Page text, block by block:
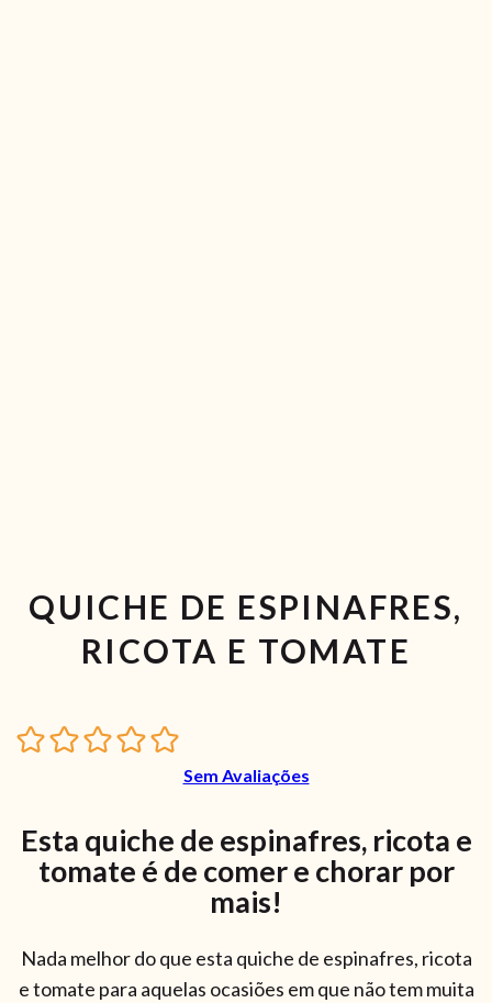
QUICHE DE ESPINAFRES,
RICOTA E TOMATE
Sem Avaliações
Esta quiche de espinafres, ricota e
tomate é de comer e chorar por
mais!
Nada melhor do que esta quiche de espinafres, ricota
e tomate para aquelas ocasiões em que não tem muita